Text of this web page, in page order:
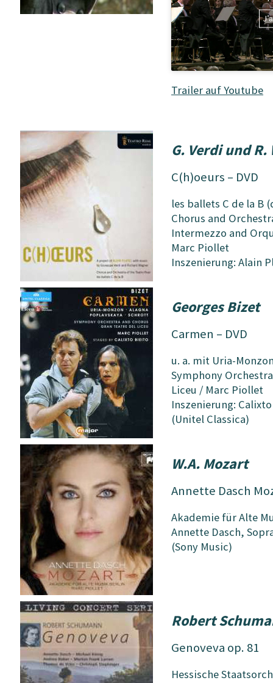
Trailer auf Youtube
G. Verdi und R.
C(h)oeurs – DVD
les ballets C de la B
Chorus and
Intermezzo and
Marc Piollet
Inszenierung: Alain
Georges Bizet
Carmen – DVD
u. a. mit Uria-
Symphony
Liceu / Marc Piollet
Inszenierung:
(Unitel Classica)
W.A. Mozart
Annette Dasch
Akademie für Alte
Annette Dasch,
(Sony Music)
Robert
Genoveva op. 81
Hessische